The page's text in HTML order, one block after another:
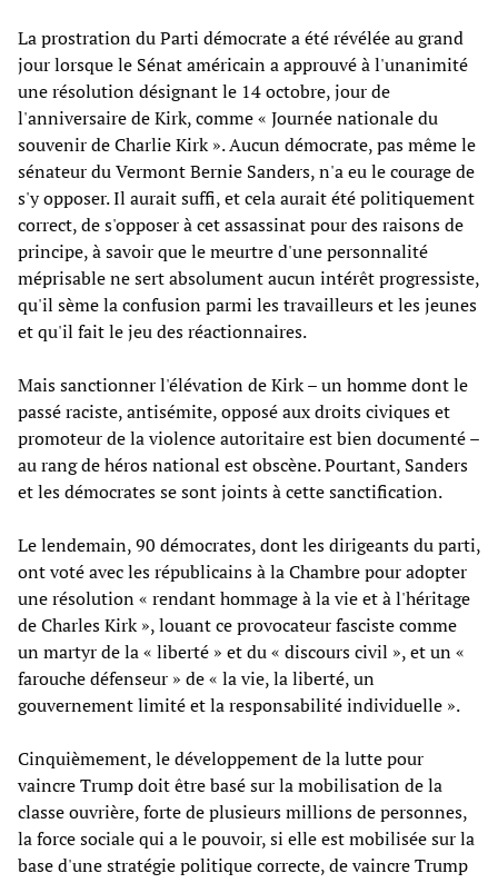
La prostration du Parti démocrate a été révélée au grand
jour lorsque le Sénat américain a approuvé à l'unanimité
une résolution désignant le 14 octobre, jour de
l'anniversaire de Kirk, comme « Journée nationale du
souvenir de Charlie Kirk ». Aucun démocrate, pas même le
sénateur du Vermont Bernie Sanders, n'a eu le courage de
s'y opposer. Il aurait suffi, et cela aurait été politiquement
correct, de s'opposer à cet assassinat pour des raisons de
principe, à savoir que le meurtre d'une personnalité
méprisable ne sert absolument aucun intérêt progressiste,
qu'il sème la confusion parmi les travailleurs et les jeunes
et qu'il fait le jeu des réactionnaires.
Mais sanctionner l'élévation de Kirk – un homme dont le
passé raciste, antisémite, opposé aux droits civiques et
promoteur de la violence autoritaire est bien documenté –
au rang de héros national est obscène. Pourtant, Sanders
et les démocrates se sont joints à cette sanctification.
Le lendemain, 90 démocrates, dont les dirigeants du parti,
ont voté avec les républicains à la Chambre pour adopter
une résolution « rendant hommage à la vie et à l'héritage
de Charles Kirk », louant ce provocateur fasciste comme
un martyr de la « liberté » et du « discours civil », et un «
farouche défenseur » de « la vie, la liberté, un
gouvernement limité et la responsabilité individuelle ».
Cinquièmement, le développement de la lutte pour
vaincre Trump doit être basé sur la mobilisation de la
classe ouvrière, forte de plusieurs millions de personnes,
la force sociale qui a le pouvoir, si elle est mobilisée sur la
base d'une stratégie politique correcte, de vaincre Trump